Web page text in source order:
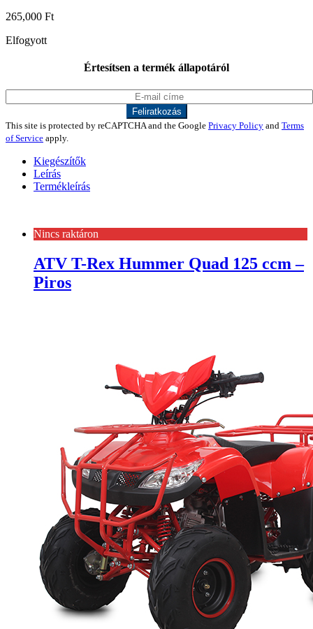
265,000 Ft
Elfogyott
Értesítsen a termék állapotáról
This site is protected by reCAPTCHA and the Google Privacy Policy and Terms
of Service apply.
Kiegészítők
Leírás
Termékleírás
Nincs raktáron
ATV T-Rex Hummer Quad 125 ccm –
Piros